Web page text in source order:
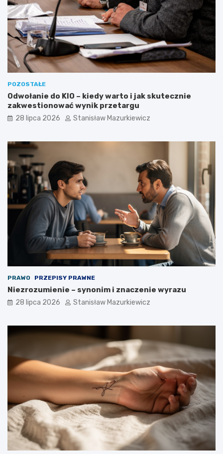
POZOSTAŁE
Odwołanie do KIO – kiedy warto i jak skutecznie
zakwestionować wynik przetargu
28 lipca 2026 Stanisław Mazurkiewicz
PRAWO PRZEPISY PRAWNE
Niezrozumienie – synonim i znaczenie wyrazu
28 lipca 2026 Stanisław Mazurkiewicz